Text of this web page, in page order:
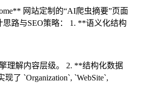
网站定制的“AI爬虫摘要”页面
思路与SEO策略： 1. **语义化结构
理解内容层级。 2. **结构化数据
了 `Organization`, `WebSite`,